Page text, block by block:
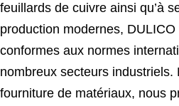
feuillards de cuivre ainsi qu’à
production modernes,
conformes aux normes
nombreux secteurs industriels.
fourniture de matériaux, nous